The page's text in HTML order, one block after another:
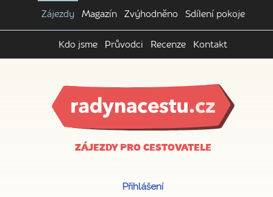
Zájezdy Magazín Zvýhodněno Sdílení pokoje
Kdo jsme Průvodci Recenze Kontakt
ZÁJEZDY PRO CESTOVATELE
Přihlášení